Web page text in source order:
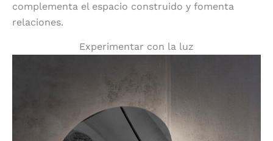
complementa el espacio construido y fomenta
relaciones.
Experimentar con la luz